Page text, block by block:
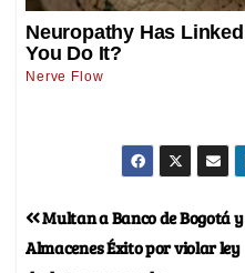
Multan a Banco de Bogotá y
Almacenes Éxito por violar ley